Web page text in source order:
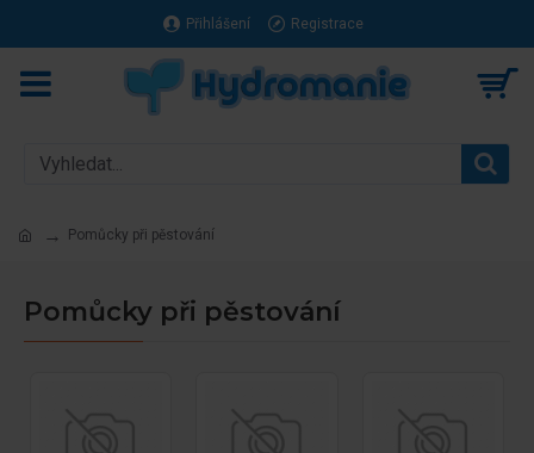
Přihlášení Registrace
Pomůcky při pěstování
Pomůcky při pěstování